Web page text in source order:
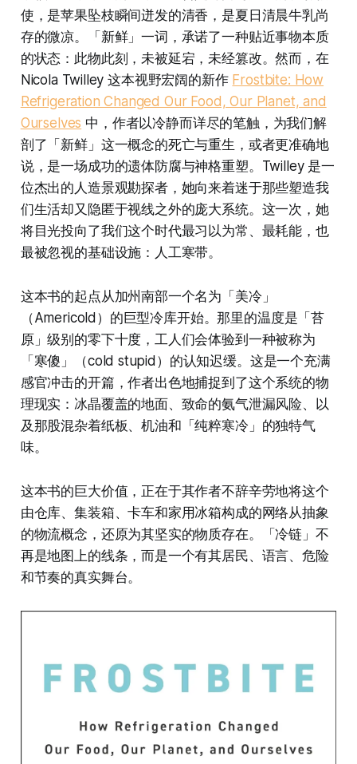
使，是苹果坠枝瞬间迸发的清香，是夏日清晨牛乳尚
存的微凉。「新鲜」一词，承诺了一种贴近事物本质
的状态：此物此刻，未被延宕，未经篡改。然而，在
Nicola Twilley 这本视野宏阔的新作 Frostbite: How
Refrigeration Changed Our Food, Our Planet, and
Ourselves 中，作者以冷静而详尽的笔触，为我们解
剖了「新鲜」这一概念的死亡与重生，或者更准确地
说，是一场成功的遗体防腐与神格重塑。Twilley 是一
位杰出的人造景观勘探者，她向来着迷于那些塑造我
们生活却又隐匿于视线之外的庞大系统。这一次，她
将目光投向了我们这个时代最习以为常、最耗能，也
最被忽视的基础设施：人工寒带。
这本书的起点从加州南部一个名为「美冷」
（Americold）的巨型冷库开始。那里的温度是「苔
原」级别的零下十度，工人们会体验到一种被称为
「寒傻」（cold stupid）的认知迟缓。这是一个充满
感官冲击的开篇，作者出色地捕捉到了这个系统的物
理现实：冰晶覆盖的地面、致命的氨气泄漏风险、以
及那股混杂着纸板、机油和「纯粹寒冷」的独特气
味。
这本书的巨大价值，正在于其作者不辞辛劳地将这个
由仓库、集装箱、卡车和家用冰箱构成的网络从抽象
的物流概念，还原为其坚实的物质存在。「冷链」不
再是地图上的线条，而是一个有其居民、语言、危险
和节奏的真实舞台。